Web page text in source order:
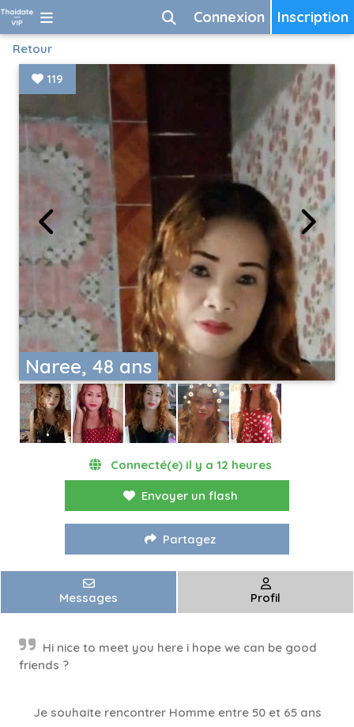
Inscription
Connexion
Retour
Naree, 48 ans
119
Connecté(e) il y a 12 heures
Envoyer un flash
Partagez
Messages Profil
Hi nice to meet you here i hope we can be good
friends ?
Je souhaite rencontrer Homme entre 50 et 65 ans